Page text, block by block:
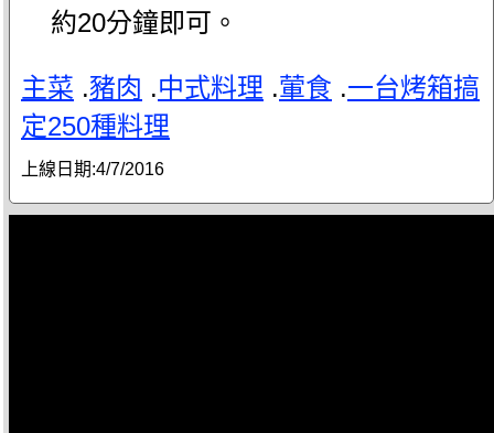
約20分鐘即可。
主菜 .豬肉 .中式料理 .葷食 .一台烤箱搞
定250種料理
上線日期:4/7/2016